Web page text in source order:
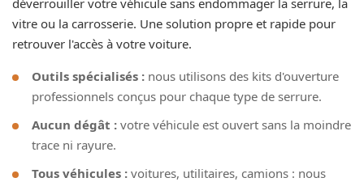
vitre ou la carrosserie. Une solution propre et rapide pour
retrouver l'accès à votre voiture.
Outils spécialisés : nous utilisons des kits d'ouverture
professionnels conçus pour chaque type de serrure.
Aucun dégât : votre véhicule est ouvert sans la moindre
trace ni rayure.
Tous véhicules : voitures, utilitaires, camions : nous